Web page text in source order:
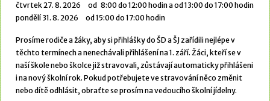
čtvrtek 27. 8. 2026 od 8:00 do 12:00 hodin a od 13:00 do 17:00 hodin
pondělí 31. 8. 2026 od 15:00 do 17:00 hodin
Prosíme rodiče a žáky, aby si přihlášky do ŠD a ŠJ zařídili nejlépe v
těchto termínech a nenechávali přihlášení na 1. září. Žáci, kteří se v
naší škole nebo školce již stravovali, zůstávají automaticky přihlášeni
i na nový školní rok. Pokud potřebujete ve stravování něco změnit
nebo dítě odhlásit, obraťte se prosím na vedoucího školní jídelny.